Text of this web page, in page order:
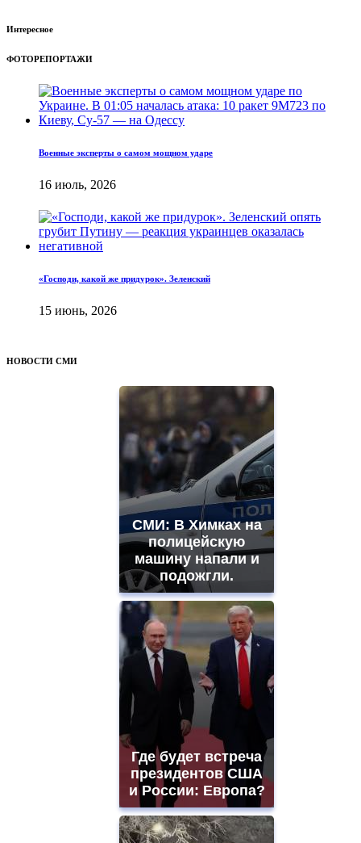
Интересное
ФОТОРЕПОРТАЖИ
Военные эксперты о самом мощном ударе
16 июль, 2026
«Господи, какой же придурок». Зеленский
15 июнь, 2026
НОВОСТИ СМИ
СМИ: В Химках на
полицейскую
машину напали и
подожгли.
Где будет встреча
президентов США
и России: Европа?